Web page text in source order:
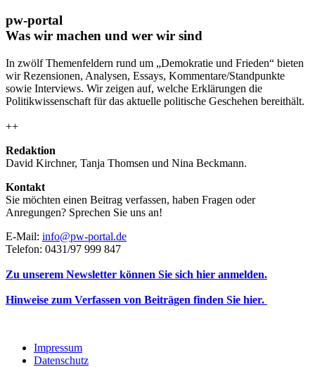
pw-portal
Was wir machen und wer wir sind
In zwölf Themenfeldern rund um „Demokratie und Frieden“ bieten
wir Rezensionen, Analysen, Essays, Kommentare/Standpunkte
sowie Interviews. Wir zeigen auf, welche Erklärungen die
Politikwissenschaft für das aktuelle politische Geschehen bereithält.
++
Redaktion
David Kirchner, Tanja Thomsen und Nina Beckmann.
Kontakt
Sie möchten einen Beitrag verfassen, haben Fragen oder
Anregungen? Sprechen Sie uns an!
E-Mail: info@pw-portal.de
Telefon: 0431/97 999 847
Zu unserem Newsletter können Sie sich hier anmelden.
Hinweise zum Verfassen von Beiträgen finden Sie hier.
Impressum
Datenschutz